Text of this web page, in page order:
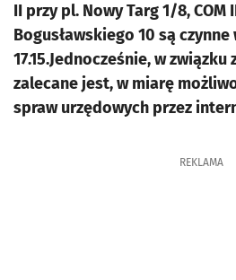
II przy pl. Nowy Targ 1/8, COM
Bogusławskiego 10 są
17.15.Jednocześnie, w
zalecane jest, w miarę
spraw urzędowych przez
REKLAMA